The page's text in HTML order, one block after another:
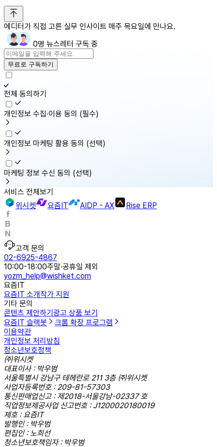
에디터가 직접 고른 실무 인사이트 매주 목요일에 만나요.
0명 뉴스레터 구독 중
무료로 구독하기
전체 동의하기
개인정보 수집·이용 동의 (필수)
개인정보 마케팅 활용 동의 (선택)
마케팅 정보 수신 동의 (선택)
서비스 전체보기
위시켓
요즘IT AIDP - AX Rise ERP
고객 문의
02-6925-4867
10:00-18:00주말·공휴일 제외
yozm_help@wishket.com
요즘IT
요즘IT 소개작가 지원
기타 문의
콘텐츠 제안하기광고 상품 보기
요즘IT 슬랙봇
크롬 확장 프로그램
이용약관
개인정보 처리방침
청소년보호정책
㈜위시켓
대표이사 : 박우범
서울특별시 강남구 테헤란로 211 3층 ㈜위시켓
사업자등록번호 : 209-81-57303
통신판매업신고 : 제2018-서울강남-02337 호
직업정보제공사업 신고번호 : J1200020180019
제호 : 요즘IT
발행인 : 박우범
편집인 : 노희선
청소년보호책임자 : 박우범